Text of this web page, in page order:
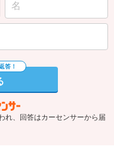
れ、回答はカーセンサーから届